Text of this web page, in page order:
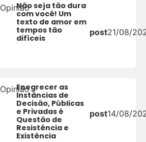
OpiniãoNão seja tão dura
com você! Um
texto de amor em
tempos tão
difíceis
post21/08/
OpiniãoEnegrecer as
Instâncias de
Decisão, Públicas
e Privadas é
Questão de
Resistência e
Existência
post14/08/